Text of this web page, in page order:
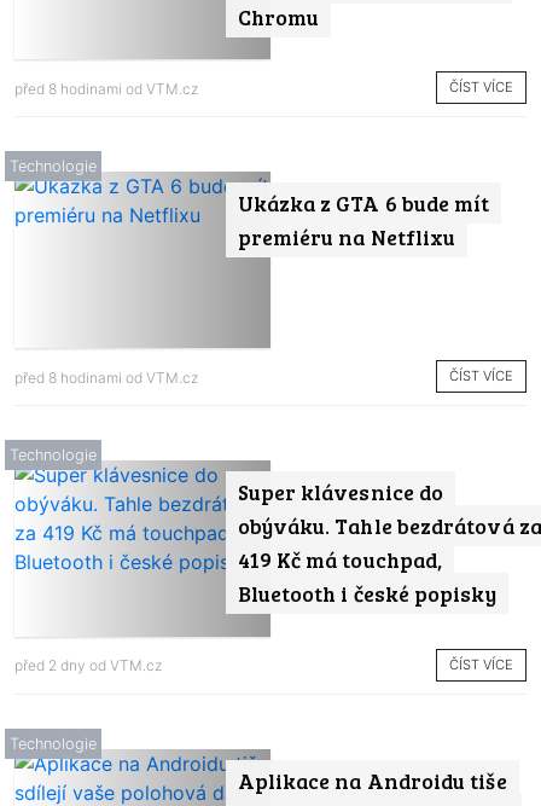
Chromu
před 8 hodinami od VTM.cz ČÍST VÍCE
Ukázka z GTA 6 bude mít
premiéru na Netflixu
Technologie
před 8 hodinami od VTM.cz ČÍST VÍCE
Super klávesnice do
obýváku. Tahle bezdrátová za
419 Kč má touchpad,
Bluetooth i české popisky
Technologie
před 2 dny od VTM.cz ČÍST VÍCE
Aplikace na Androidu tiše
Technologie